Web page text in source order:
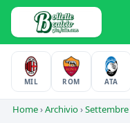
MIL ROM ATA
Home›Archivio›